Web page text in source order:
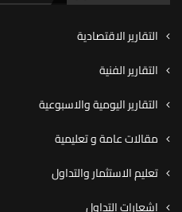
التقارير الاقتصادية
التقارير الفنية
التقارير اليومية والاسبوعية
مقالات عامة و تعليمية
تعليم الاستثمار والتداول
اشعارات التداول